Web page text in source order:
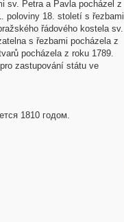
sv. Petra a Pavla pocházel z
poloviny 18. století s řezbami
řádového kostela sv.
s řezbami pocházela z
pocházela z roku 1789.
zastupování státu ve
1810 годом.